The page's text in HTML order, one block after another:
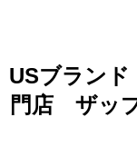
USブラン
門店 ザッ